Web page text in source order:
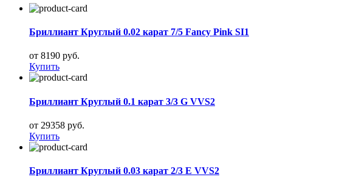
Бриллиант Круглый 0.02 карат 7/5 Fancy Pink SI1
от 8190 руб.
Купить
Бриллиант Круглый 0.1 карат 3/3 G VVS2
от 29358 руб.
Купить
Бриллиант Круглый 0.03 карат 2/3 E VVS2